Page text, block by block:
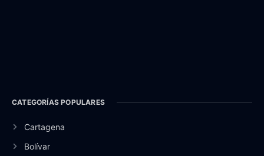
CATEGORÍAS POPULARES
Cartagena
Bolívar